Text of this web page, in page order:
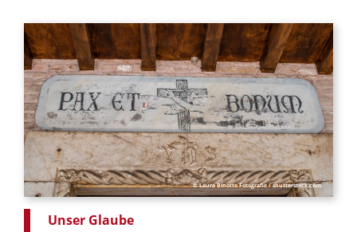
© Laura Binotto Fotografie / shutterstock.com
Unser Glaube